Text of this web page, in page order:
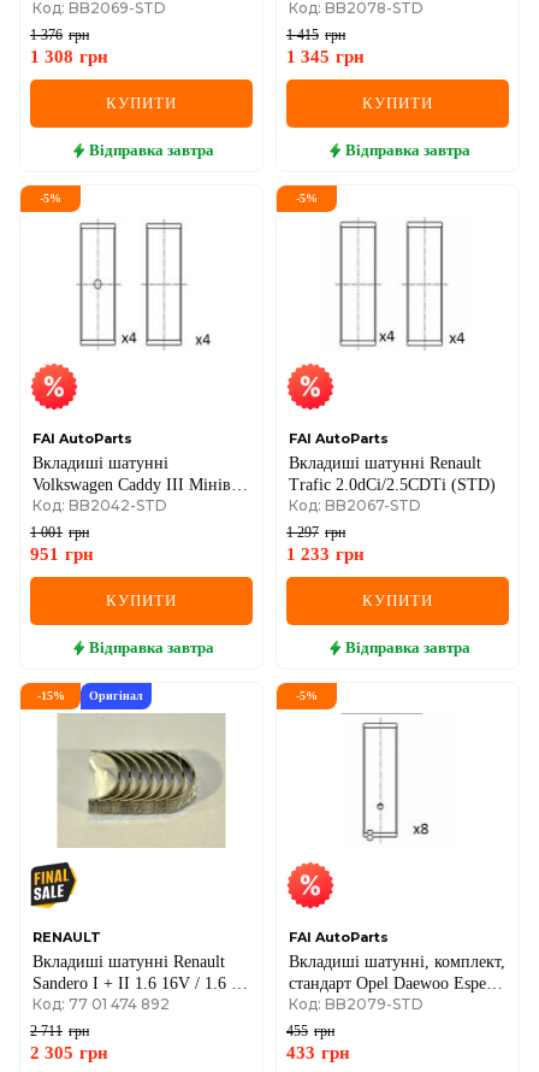
First 2.0 HDI 99–05, C4 I (LC)
2.0 HDi 07–08, Fiat Scudo 2.0
JTD 99–06, Mitsubishi
Код: BB2069-STD
1 376 грн
1 308 грн
КУПИТИ
Відправка завтра
Jaguar F-Pace (X761) 3.0
2015–, Land Rover Range
Rover Sport I (L320) 3.0
Код: BB2078-STD
1 415 грн
1 345 грн
КУПИТИ
Відправка завтра
-5%
FAI AutoParts
Вкладиші шатунні
Volkswagen Caddy III Мінівен
(2KB, 2KJ, 2CB, 2CJ) 1.6
2004–, Audi A3 (8L1) 1.6
2000–, Škoda Octavia I (1U2)
Код: BB2042-STD
1 001 грн
951 грн
КУПИТИ
Відправка завтра
-5%
FAI AutoParts
Вкладиші шатунні Renault
Trafic 2.0dCi/2.5CDTi (STD)
Код: BB2067-STD
1 297 грн
1 233 грн
КУПИТИ
Відправка завтра
-15% Оригінал
RENAULT
Вкладиші шатунні Renault
Sandero I + II 1.6 16V / 1.6 +
1.6 16V / 1.6 (STD)
Код: 77 01 474 892
2 711 грн
2 305 грн
-5%
FAI AutoParts
Вкладиші шатунні, комплект,
стандарт Opel Daewoo Espero,
Lanos, Nexia, Chevrolet Aveo,
Cruze, Astra F, G, H, J,
Combo, Insignia, Signum,
Код: BB2079-STD
455 грн
433 грн